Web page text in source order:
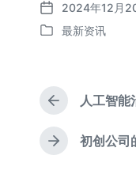
发
布
2024年12月
发
最新资讯
上
篇
文
章
人工智能
下
初创公司